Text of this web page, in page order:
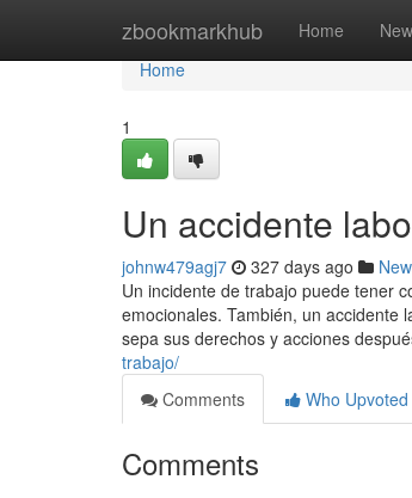
zbookmarkhub Home New
Home
Home
1
Un accidente
johnw479agj7 327 days ago
Un incidente de trabajo puede tener
emocionales. También, un accidente
sepa sus derechos y acciones
trabajo/
Comments
Who Upvoted
Comments